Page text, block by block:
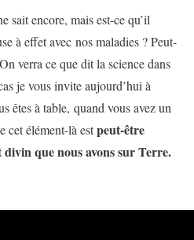
sait encore, mais est-ce qu’il
à effet avec nos maladies ? Peut-
verra ce que dit la science dans
je vous invite aujourd’hui à
êtes à table, quand vous avez un
cet élément-là estpeut-être
divin que nous avons sur Terre.